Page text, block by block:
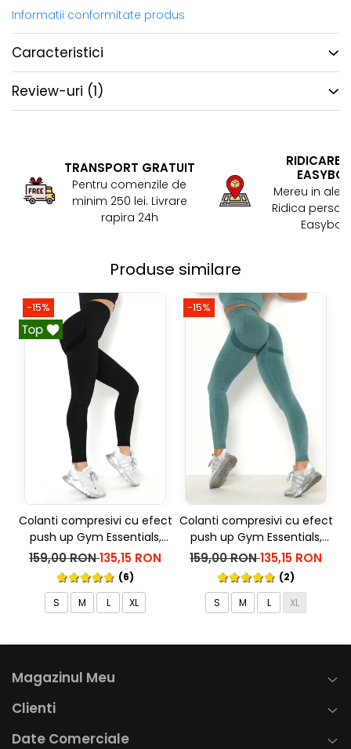
Informatii conformitate produs
Caracteristici
Review-uri (1)
TRANSPORT GRATUIT
Pentru comenzile de
minim 250 lei. Livrare
rapira 24h
RIDICARE
Mereu in
Ridica
Easybox!
Produse similare
-15%
Colanti compresivi cu efect
push up Gym Essentials,
Negru
159,00 RON135,15 RON
(6)
S
M L XL
-15%
Colanti compresivi cu efect
push up Gym Essentials,
Verde
159,00 RON135,15 RON
(2)
S
M L XL
Magazinul Meu
Clienti
Date Comerciale